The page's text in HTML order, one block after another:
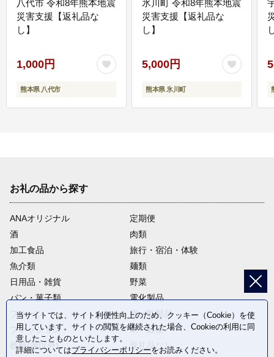
八代市 令和8年熊本地震
災害支援【返礼品な
し】
1,000円
熊本県 八代市
氷川町 令和8年熊本地震
災害支援【返礼品な
し】
5,000円
熊本県 氷川町
お礼の品から探す
ANAオリジナル
定期便
酒
肉類
加工食品
旅行・宿泊・体験
魚介類
麺類
日用品・雑貨
野菜
パン・菓子類
電化製品
フルーツ
卵・乳製品
ファッション
米・穀物
飲料(酒以外)
返礼品なし
当サイトでは、サイト利便性向上のため、クッキー（Cookie）を使
用しています。サイトの閲覧を継続された場合、Cookieの利用に同
意したことものといたします。
詳細についてはプライバシーポリシーをお読みください。